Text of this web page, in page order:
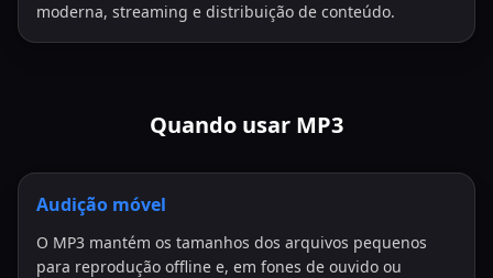
moderna, streaming e distribuição de conteúdo.
Quando usar MP3
Audição móvel
O MP3 mantém os tamanhos dos arquivos pequenos
para reprodução offline e, em fones de ouvido ou